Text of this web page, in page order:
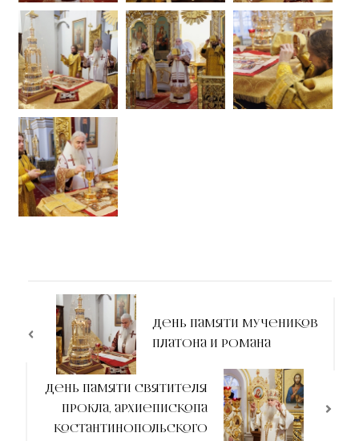
День памяти мучеников
Платона и Романа
День памяти святителя
Прокла, архиепископа
Костантинопольского